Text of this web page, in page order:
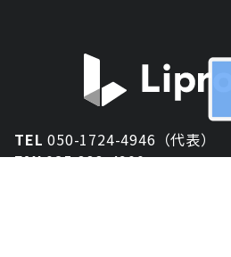
TEL050-1724-4946（代表）
FAX025-333-4900